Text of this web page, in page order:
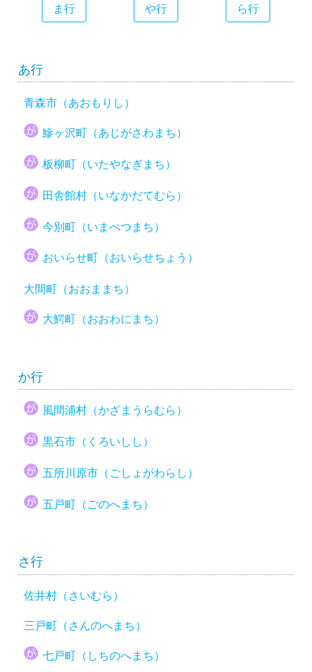
ま行 や行 ら行
あ行
青森市（あおもりし）
鰺ヶ沢町（あじがさわまち）
板柳町（いたやなぎまち）
田舎館村（いなかだてむら）
今別町（いまべつまち）
おいらせ町（おいらせちょう）
大間町（おおままち）
大鰐町（おおわにまち）
か行
風間浦村（かざまうらむら）
黒石市（くろいしし）
五所川原市（ごしょがわらし）
五戸町（ごのへまち）
さ行
佐井村（さいむら）
三戸町（さんのへまち）
七戸町（しちのへまち）